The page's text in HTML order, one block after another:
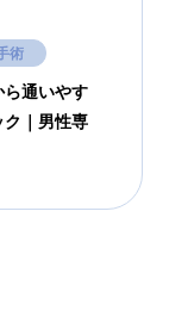
術
通いやす
ク｜男性専